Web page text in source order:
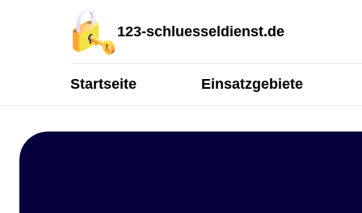
123-schluesseldienst.de
Startseite Einsatzgebiete